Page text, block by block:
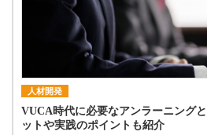
人材開発
VUCA時代に必要なアンラーニング
ットや実践のポイントも紹介